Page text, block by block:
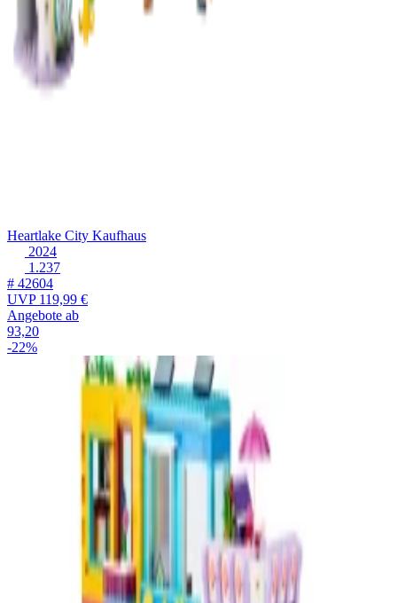
Heartlake City Kaufhaus
2024
1.237
# 42604
UVP119,99 €
Angebote ab
93,20
-22%